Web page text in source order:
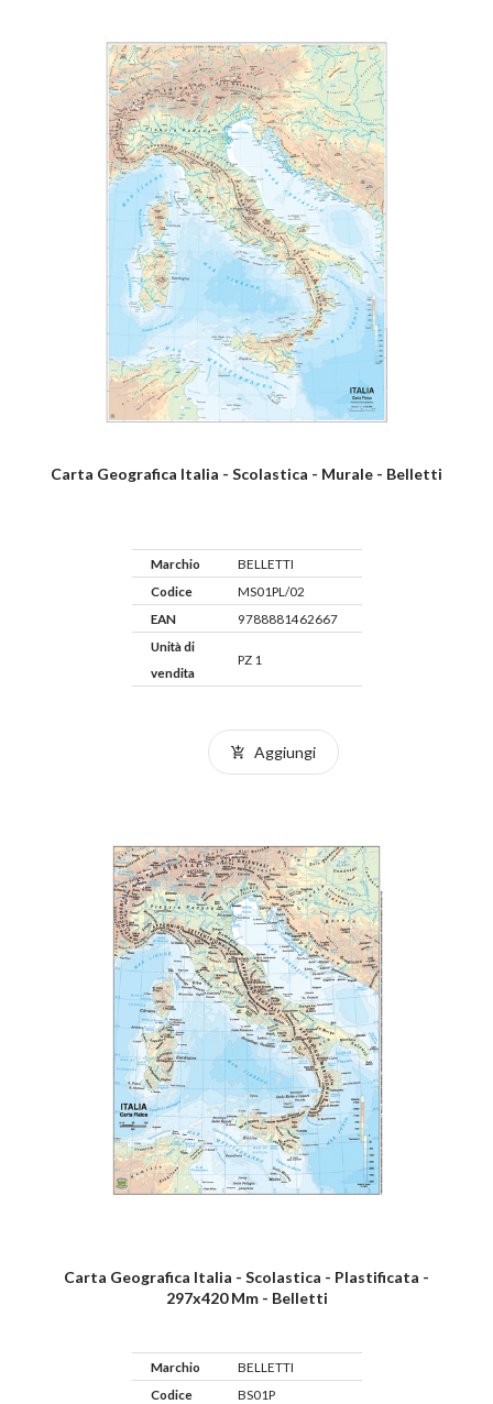
Carta Geografica Italia - Scolastica - Murale - Belletti
Marchio
BELLETTI
Codice
MS01PL/02
EAN
9788881462667
Unità di
vendita
PZ 1
Aggiungi
Carta Geografica Italia - Scolastica - Plastificata -
297x420 Mm - Belletti
Marchio
BELLETTI
Codice
BS01P